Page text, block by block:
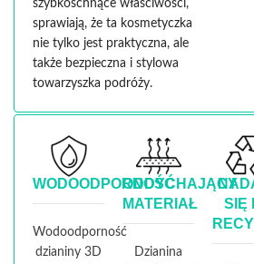
szybkoschnące właściwości,
sprawiają, że ta kosmetyczka
nie tylko jest praktyczna, ale
także bezpieczna i stylowa
towarzyszka podróży.
WODOODPORNOŚĆ
Wodoodporność
dzianiny 3D
ODDYCHAJĄCY
MATERIAŁ
Dzianina
SIĘ